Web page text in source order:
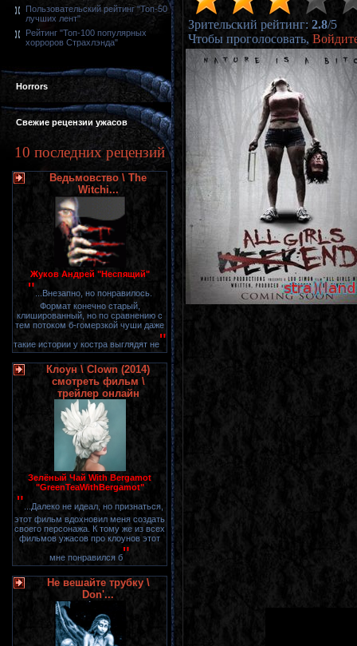
Пользовательский рейтинг "Топ-50
лучших лент"
Рейтинг "Топ-100 популярных
хорроров Страхлэнда"
Horrors
Свежие рецензии ужасов
10 последних рецензий
Ведьмовство \ The
Witchi...
Жуков Андрей "Неспящий"
" ...Внезапно, но понравилось.
Формат конечно старый,
клишированный, но по сравнению с
тем потоком б-гомерзкой чуши даже
такие истории у костра выглядят не"
Клоун \ Clown (2014)
смотреть фильм \
трейлер онлайн
Зелёный Чай With Bergamot
"GreenTeaWithBergamot"
" ...Далеко не идеал, но признаться,
этот фильм вдохновил меня создать
своего персонажа. К тому же из всех
фильмов ужасов про клоунов этот
мне понравился б"
Не вешайте трубку \
Don'...
Зрительский рейтинг: 2.8/5
Чтобы проголосовать,